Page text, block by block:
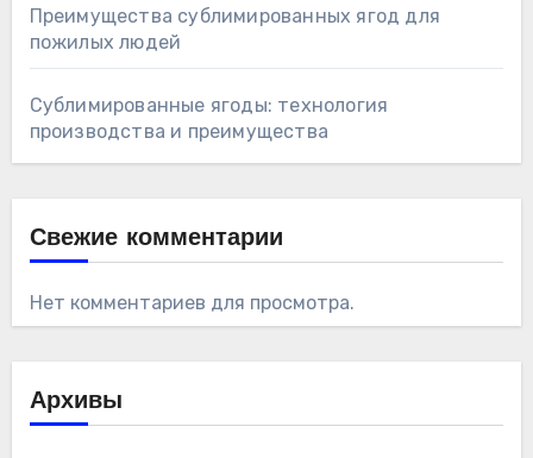
Преимущества сублимированных ягод для
пожилых людей
Сублимированные ягоды: технология
производства и преимущества
Свежие комментарии
Нет комментариев для просмотра.
Архивы